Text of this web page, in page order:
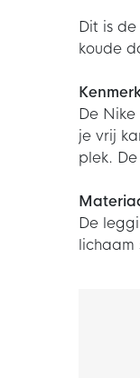
Dit is
koude
De
je vrij
plek.
De